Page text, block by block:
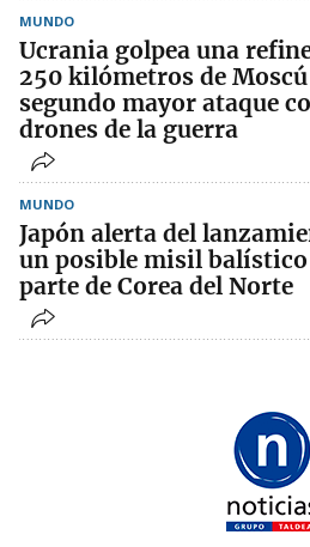
MUNDO
Ucrania golpea una
250 kilómetros de
segundo mayor ataque
drones de la guerra
MUNDO
Japón alerta del
un posible misil
parte de Corea del Norte